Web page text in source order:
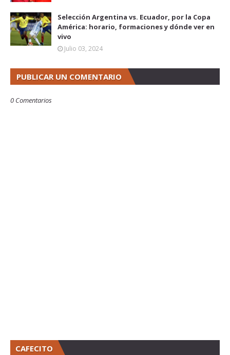
Selección Argentina vs. Ecuador, por la Copa
América: horario, formaciones y dónde ver en
vivo
Julio 03, 2024
PUBLICAR UN COMENTARIO
0 Comentarios
CAFECITO